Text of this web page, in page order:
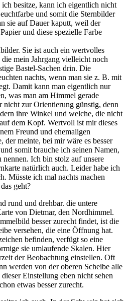
besitze, kann ich eigentlich nicht
und somit die Sternbilder
sie auf Dauer kaputt, weil der
und diese spezielle Farbe
Sie ist auch ein wertvolles
die mein Jahrgang vielleicht noch
Bastel-Sachen drin. Die
nachts, wenn man sie z. B. mit
Damit kann man eigentlich nur
was man am Himmel gerade
nicht zur Orientierung günstig, denn
ihre Winkel und welche, die nicht
dem Kopf. Wertvoll ist mir dieses
Freund und ehemaligen
der meinte, bei mir wäre es besser
somit brauche ich seinen Namen,
Ich bin stolz auf unsere
natürlich auch. Leider habe ich
Müsste ich mal nachts machen
geht?
rund und drehbar. die untere
von Dietmar, den Nordhimmel.
besser zurecht findet, ist die
versehen, die eine Öffnung hat.
befinden, verfügt so eine
sie umlaufende Skalen. Hier
der Beobachtung einstellen. Oft
werden von der oberen Scheibe alle
Einstellung eben nicht sehen
etwas besser zurecht.